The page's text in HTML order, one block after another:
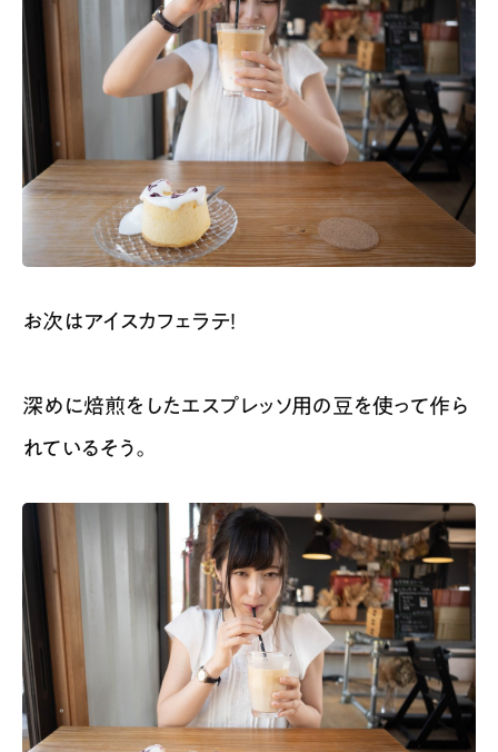
お次はアイスカフェラテ！
深めに焙煎をしたエスプレッソ用の豆を使って作ら
れているそう。